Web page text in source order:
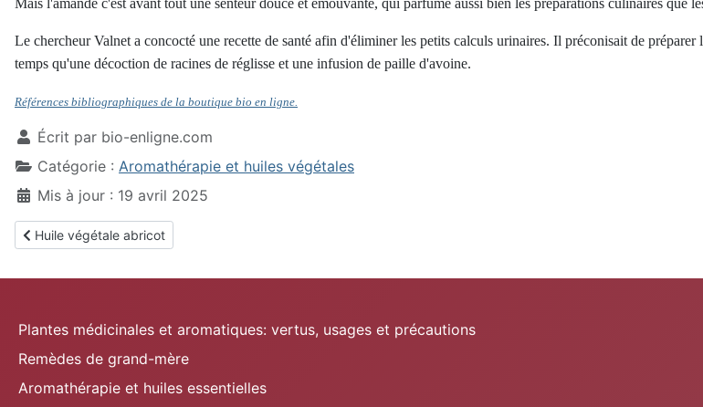
Mais l'amande c'est avant tout une senteur douce et émouvante, qui parfume aussi bien les préparations culinaires que
Le chercheur Valnet a concocté une recette de santé afin d'éliminer les petits calculs urinaires. Il préconisait de
temps qu'une décoction de racines de réglisse et une infusion de paille d'avoine.
Références bibliographiques de la boutique bio en ligne.
Écrit par bio-enligne.com
Catégorie : Aromathérapie et huiles végétales
Mis à jour : 19 avril 2025
Article précédent : Huile végétale abricot
Huile végétale abricot
Plantes médicinales et aromatiques: vertus, usages et précautions
Remèdes de grand-mère
Aromathérapie et huiles essentielles